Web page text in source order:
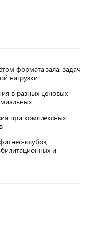
формата зала, задач
нагрузки
в разных ценовых
при комплексных
клубов,
и